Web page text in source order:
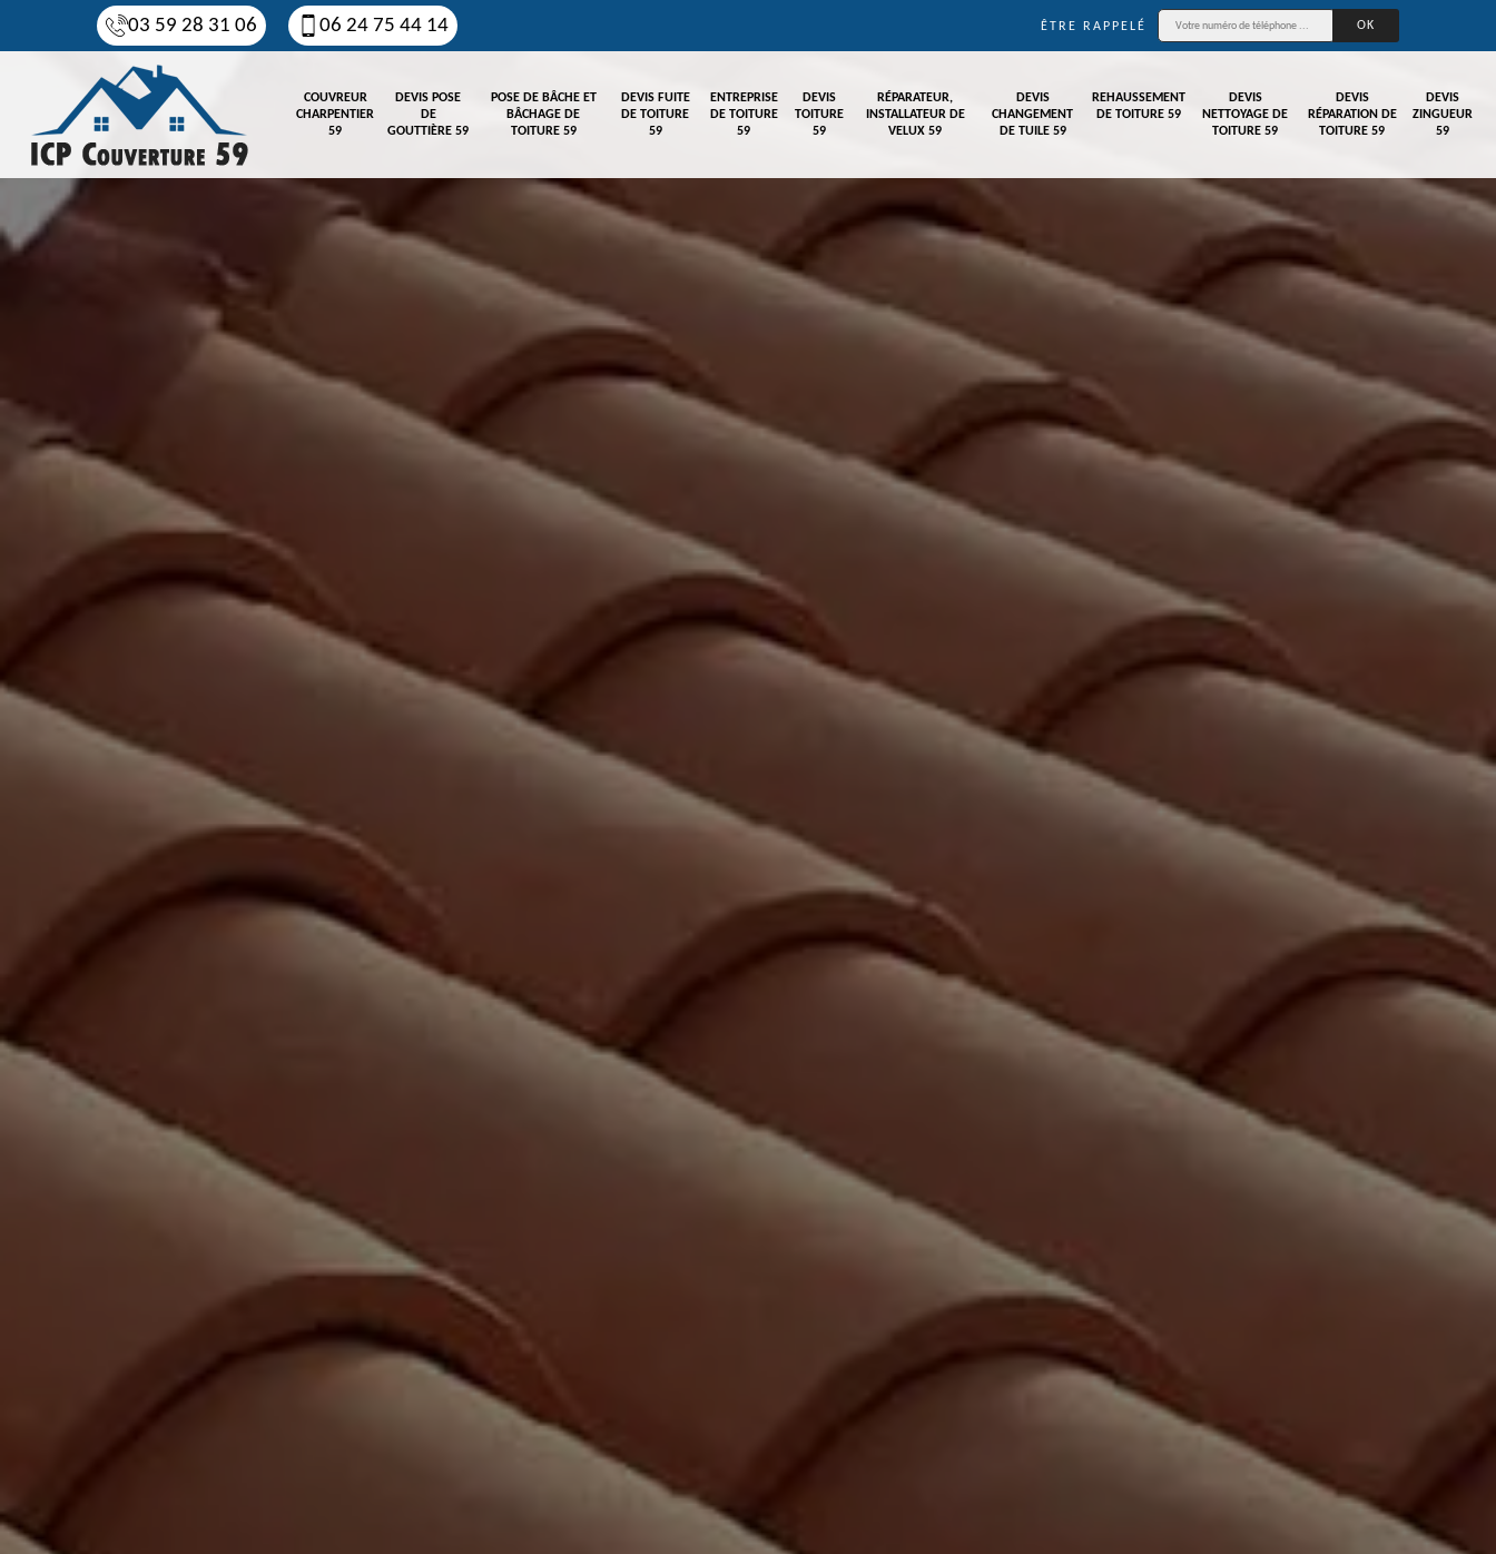
03 59 28 31 06 06 24 75 44 14 ÊTRE RAPPELÉ
COUVREUR
CHARPENTIER
59
DEVIS POSE
DE
GOUTTIÈRE 59
POSE DE BÂCHE ET
BÂCHAGE DE
TOITURE 59
DEVIS FUITE
DE TOITURE
59
ENTREPRISE
DE TOITURE
59
DEVIS
TOITURE
59
RÉPARATEUR,
INSTALLATEUR DE
VELUX 59
DEVIS
CHANGEMENT
DE TUILE 59
REHAUSSEMENT
DE TOITURE 59
DEVIS
NETTOYAGE DE
TOITURE 59
DEVIS
RÉPARATION DE
TOITURE 59
DEVIS
ZINGUEUR
59